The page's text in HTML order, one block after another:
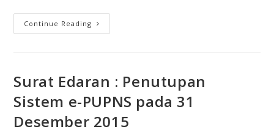
Continue Reading
Surat Edaran : Penutupan
Sistem e-PUPNS pada 31
Desember 2015